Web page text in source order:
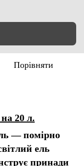
Порівняти
20 л.
— помірно
ель
принади